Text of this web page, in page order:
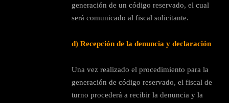
generación de un código reservado, el cual
será comunicado al fiscal solicitante.
d) Recepción de la denuncia y declaración
Una vez realizado el procedimiento para la
generación de código reservado, el fiscal de
turno procederá a recibir la denuncia y la